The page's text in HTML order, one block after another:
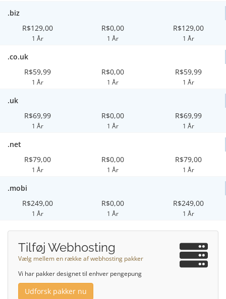
.biz
R$129,00
1 År
R$0,00
1 År
R$129,00
1 År
.co.uk
R$59,99
1 År
R$0,00
1 År
R$59,99
1 År
.uk
R$69,99
1 År
R$0,00
1 År
R$69,99
1 År
.net
R$79,00
1 År
R$0,00
1 År
R$79,00
1 År
.mobi
R$249,00
1 År
R$0,00
1 År
R$249,00
1 År
Tilføj Webhosting
Vælg mellem en række af webhosting pakker
Vi har pakker designet til enhver pengepung
Udforsk pakker nu